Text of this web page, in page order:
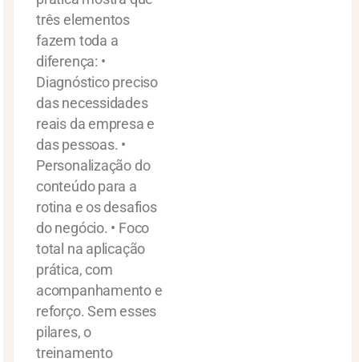
três elementos
fazem toda a
diferença: •
Diagnóstico preciso
das necessidades
reais da empresa e
das pessoas. •
Personalização do
conteúdo para a
rotina e os desafios
do negócio. • Foco
total na aplicação
prática, com
acompanhamento e
reforço. Sem esses
pilares, o
treinamento